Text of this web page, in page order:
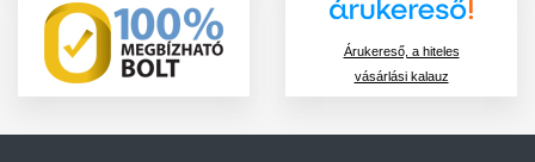
Árukereső, a hiteles
vásárlási kalauz